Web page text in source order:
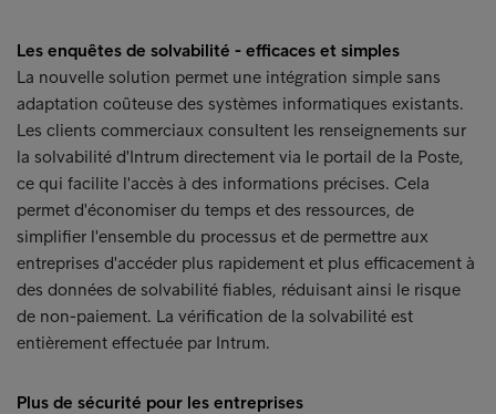
Les enquêtes de solvabilité - efficaces et simples
La nouvelle solution permet une intégration simple sans
adaptation coûteuse des systèmes informatiques existants.
Les clients commerciaux consultent les renseignements sur
la solvabilité d'Intrum directement via le portail de la Poste,
ce qui facilite l'accès à des informations précises. Cela
permet d'économiser du temps et des ressources, de
simplifier l'ensemble du processus et de permettre aux
entreprises d'accéder plus rapidement et plus efficacement à
des données de solvabilité fiables, réduisant ainsi le risque
de non-paiement. La vérification de la solvabilité est
entièrement effectuée par Intrum.
Plus de sécurité pour les entreprises